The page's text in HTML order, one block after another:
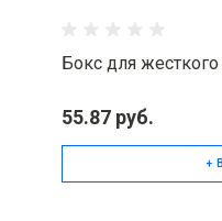
Бокс для жесткого
55.87 руб.
+